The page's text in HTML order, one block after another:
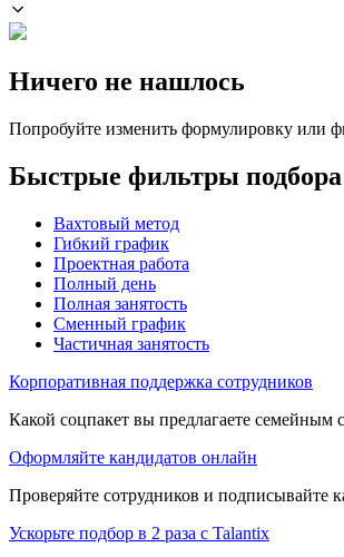
Ничего не нашлось
Попробуйте изменить формулировку или
Быстрые фильтры
Вахтовый метод
Гибкий график
Проектная работа
Полный день
Полная занятость
Сменный график
Частичная занятость
Корпоративная поддержка сотрудников
Какой соцпакет вы предлагаете семейным
Оформляйте кандидатов онлайн
Проверяйте сотрудников и подписывайте
Ускорьте подбор в 2 раза с Talantix